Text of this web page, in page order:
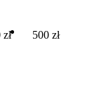
500 zł